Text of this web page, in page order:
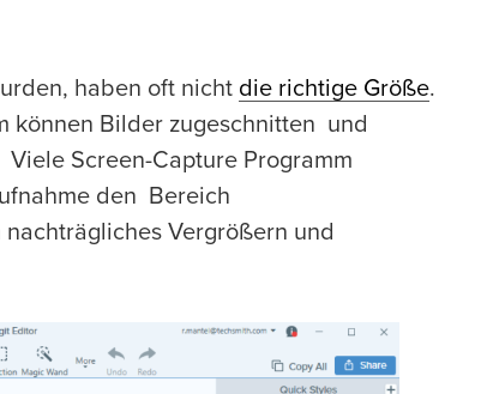
haben oft nicht die richtige Größe.
können Bilder zugeschnitten und
Screen-Capture Programm
den Bereich
Vergrößern und